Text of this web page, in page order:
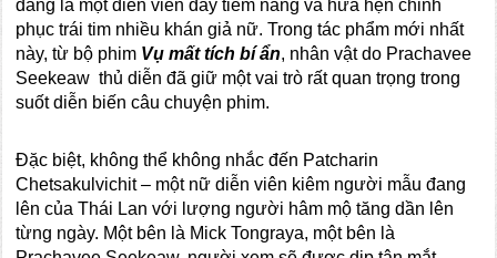
đang là một diễn viên đầy tiềm năng và hứa hẹn chinh
phục trái tim nhiều khán giả nữ. Trong tác phẩm mới nhất
này, từ bộ phim Vụ mất tích bí ẩn, nhân vật do Prachavee
Seekeaw thủ diễn đã giữ một vai trò rất quan trọng trong
suốt diễn biến câu chuyện phim.
Đặc biệt, không thể không nhắc đến Patcharin
Chetsakulvichit – một nữ diễn viên kiêm người mẫu đang
lên của Thái Lan với lượng người hâm mộ tăng dần lên
từng ngày. Một bên là Mick Tongraya, một bên là